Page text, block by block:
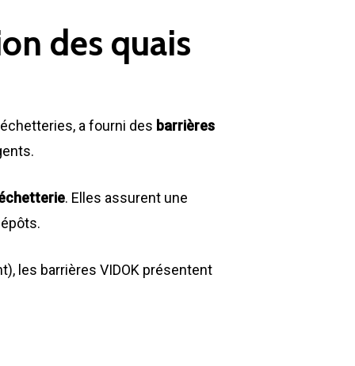
des quais
a fourni des barrières
. Elles assurent une
les barrières VIDOK présentent